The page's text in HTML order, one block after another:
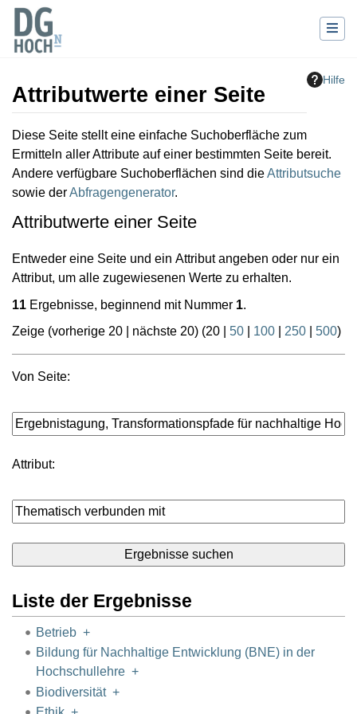
Hilfe
Attributwerte einer Seite
Wechseln zu:Navigation,Suche
Diese Seite stellt eine einfache Suchoberfläche zum
Ermitteln aller Attribute auf einer bestimmten Seite bereit.
Andere verfügbare Suchoberflächen sind dieAttributsuche
sowie derAbfragengenerator.
Attributwerte einer Seite
Entweder eine Seite und ein Attribut angeben oder nur ein
Attribut, um alle zugewiesenen Werte zu erhalten.
11 Ergebnisse, beginnend mit Nummer 1.
Zeige (vorherige 20 nächste 20) (20 50 100 250 500)
Von Seite:
Attribut:
Liste der Ergebnisse
Betrieb +
Bildung für Nachhaltige Entwicklung (BNE) in der
Hochschullehre +
Biodiversität +